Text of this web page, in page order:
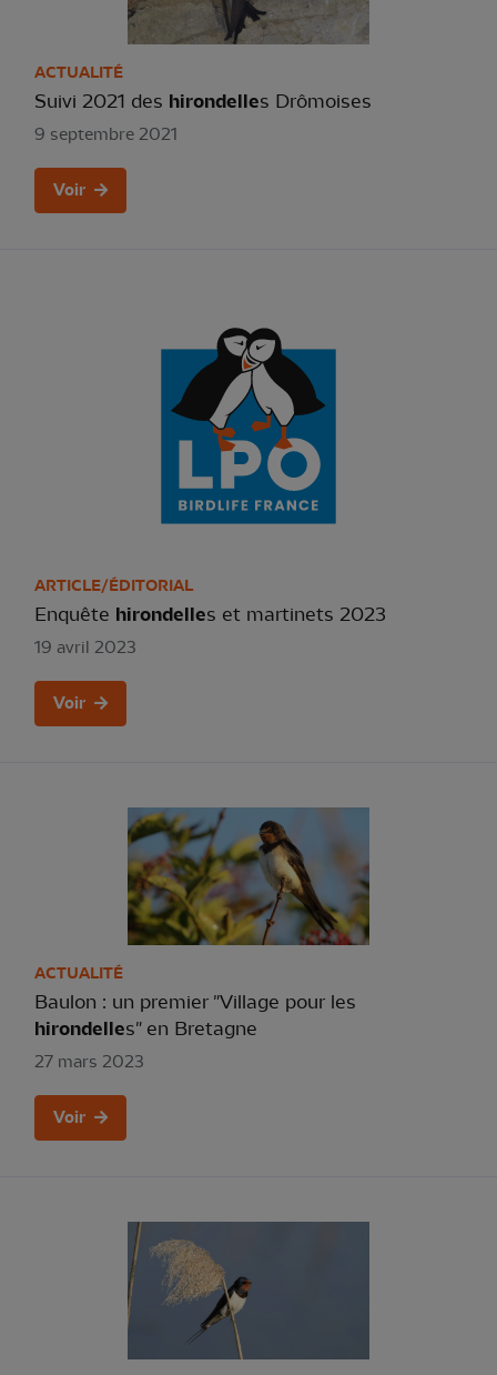
ACTUALITÉ
Suivi 2021 des hirondelles Drômoises
9 septembre 2021
Voir
ARTICLE/ÉDITORIAL
Enquête hirondelles et martinets 2023
19 avril 2023
Voir
ACTUALITÉ
Baulon : un premier "Village pour les
hirondelles" en Bretagne
27 mars 2023
Voir